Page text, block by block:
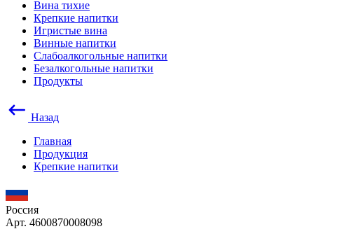
Вина тихие
Крепкие напитки
Игристые вина
Винные напитки
Слабоалкогольные напитки
Безалкогольные напитки
Продукты
Назад
Главная
Продукция
Крепкие напитки
Россия
Арт. 4600870008098